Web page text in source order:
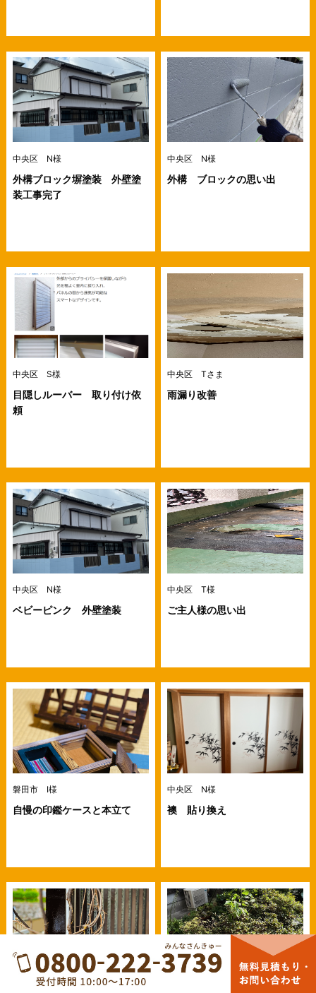
中央区 N様
外構ブロック塀塗装 外壁塗
装工事完了
中央区 N様
外構 ブロックの思い出
中央区 S様
目隠しルーバー 取り付け依
頼
中央区 Tさま
雨漏り改善
中央区 N様
ベビーピンク 外壁塗装
中央区 T様
ご主人様の思い出
磐田市 I様
自慢の印鑑ケースと本立て
中央区 N様
襖 貼り換え
磐田市 K様